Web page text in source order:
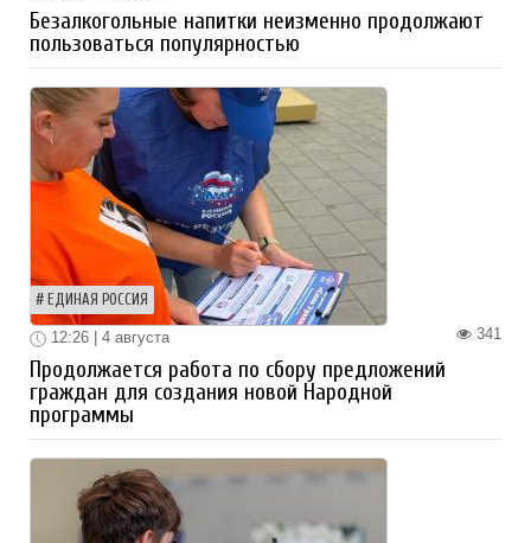
Безалкогольные напитки неизменно продолжают
пользоваться популярностью
ЕДИНАЯ РОССИЯ
341
12:26 | 4 августа
Продолжается работа по сбору предложений
граждан для создания новой Народной
программы